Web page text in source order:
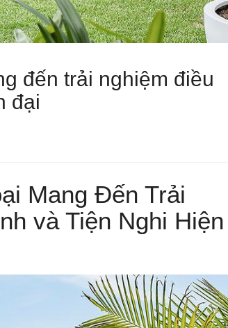
đến trải nghiệm điều
đại
Mang Đến Trải
và Tiện Nghi Hiện